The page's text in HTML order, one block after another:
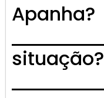
Apanha?
situação?